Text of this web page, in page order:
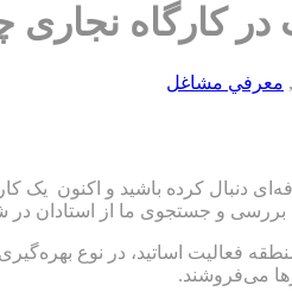
در کارگاه
, معرفي مشاغل
دنبال کرده باشید و اکنون یک
بررسی و جستجوی ما از
فعالیت اساتید، در نوع
می‌فروشند.